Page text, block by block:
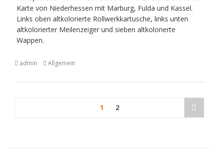
admin Allgemein
Seitennummerierung
1 2